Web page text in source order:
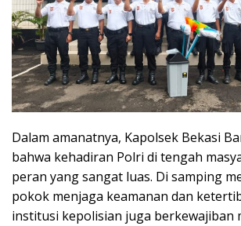
Dalam amanatnya, Kapolsek Bekasi
bahwa kehadiran Polri di tengah
peran yang sangat luas. Di samping
pokok menjaga keamanan dan
institusi kepolisian juga berkewajiban